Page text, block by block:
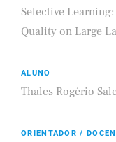
Selective
Quality on Large
ALUNO
Thales Rogério
ORIENTADOR /